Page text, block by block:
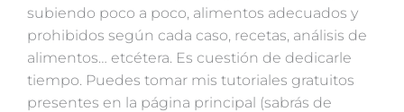
subiendo poco a poco, alimentos adecuados y
prohibidos según cada caso, recetas, análisis de
alimentos… etcétera. Es cuestión de dedicarle
tiempo. Puedes tomar mis tutoriales gratuitos
presentes en la página principal (sabrás de